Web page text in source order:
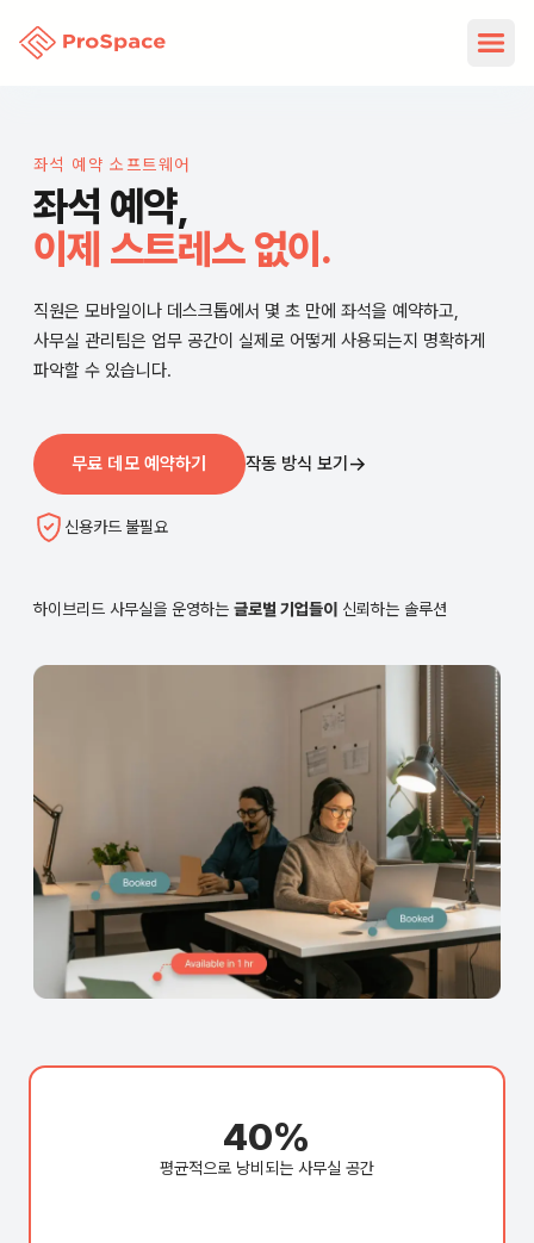
좌석 예약 소프트웨어
좌석 예약,
이제 스트레스 없이.
직원은 모바일이나 데스크톱에서 몇 초 만에 좌석을 예약하고,
사무실 관리팀은 업무 공간이 실제로 어떻게 사용되는지 명확하게
파악할 수 있습니다.
무료 데모 예약하기 작동 방식 보기 →
신용카드 불필요
하이브리드 사무실을 운영하는 글로벌 기업들이 신뢰하는 솔루션
40%
평균적으로 낭비되는 사무실 공간